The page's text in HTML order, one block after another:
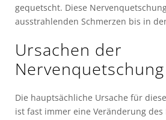
gequetscht. Diese
ausstrahlenden Schmerzen bis in
Ursachen der
Nervenquetschung
Die hauptsächliche Ursache für
ist fast immer eine Veränderung